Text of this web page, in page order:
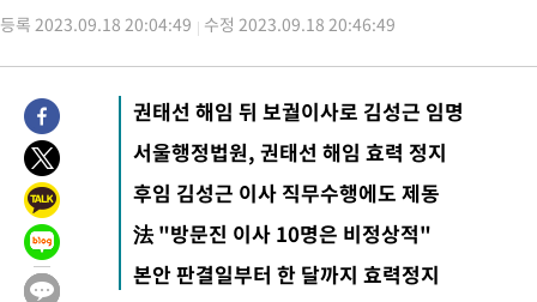
5시간 전 > 내일까지 39도 '펄펄'…기상청 "태풍 지나며 폭염 잠시 꺾인다"
-17510초 전 > 축구협회, 15년 전 심판 성 접대 파문에 "현재는 내부 지침 준
-16195초 전 >
경찰, '홍명보는 2순위' 결론냈던 스포츠윤리센터도 압수수색
-1791초 전 >
[속보]합참 "北 발사체는 단거리탄도미사일…감시·경계태세
-1539초 전 >
日방위성, 北이 동해로 쏜 발사체는 탄도미사일 가능성
31초 전 >
10분 전 >
[속보]합참 "북, 동해상으로 미상 발사체 발사"
등록 2023.09.18 20:04:49 수정 2023.09.18 20:46:49
권태선 해임 뒤 보궐이사로 김성근 임명
서울행정법원, 권태선 해임 효력 정지
후임 김성근 이사 직무수행에도 제동
法 "방문진 이사 10명은 비정상적"
본안 판결일부터 한 달까지 효력정지